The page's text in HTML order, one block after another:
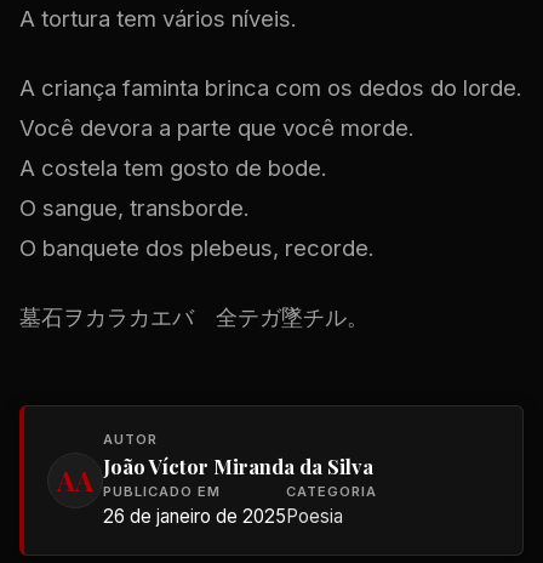
A tortura tem vários níveis.
A criança faminta brinca com os dedos do lorde.
Você devora a parte que você morde.
A costela tem gosto de bode.
O sangue, transborde.
O banquete dos plebeus, recorde.
墓石ヲカラカエバ 全テガ墜チル。
AA
AUTOR
João Víctor Miranda da Silva
PUBLICADO EM
26 de janeiro de 2025
CATEGORIA
Poesia